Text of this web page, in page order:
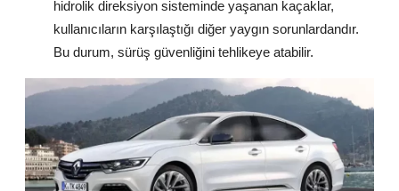
hidrolik direksiyon sisteminde yaşanan kaçaklar,
kullanıcıların karşılaştığı diğer yaygın sorunlardandır.
Bu durum, sürüş güvenliğini tehlikeye atabilir.